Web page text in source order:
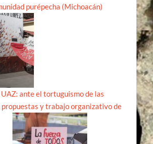
purépecha (Michoacán)
ante el tortuguismo de las
y trabajo organizativo de